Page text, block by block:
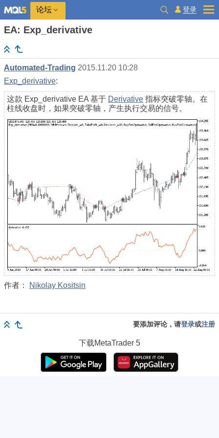
论坛 登录
EA: Exp_derivative
Automated-Trading 2015.11.20 10:28
Exp_derivative:
这款 Exp_derivative EA 基于 Derivative 指标突破零轴。在
柱线收盘时，如果突破零轴，产生执行交易的信号。
作者： Nikolay Kositsin
要添加评论，请登录或注册
下载MetaTrader 5